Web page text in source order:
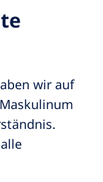
wir auf